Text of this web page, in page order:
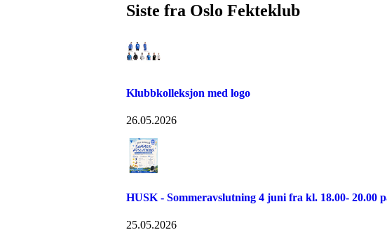
Siste fra Oslo Fekteklub
Klubbkolleksjon med logo
26.05.2026
HUSK - Sommeravslutning 4 juni fra kl. 18.00- 20.00
25.05.2026